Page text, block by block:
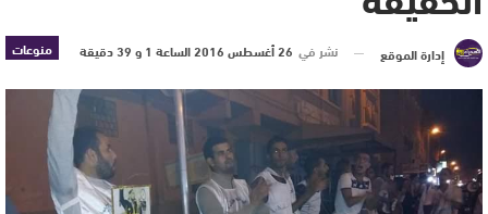
منوعات إدارة الموقع نشر في 26 أغسطس 2016 الساعة 1 و 39 دقيقة